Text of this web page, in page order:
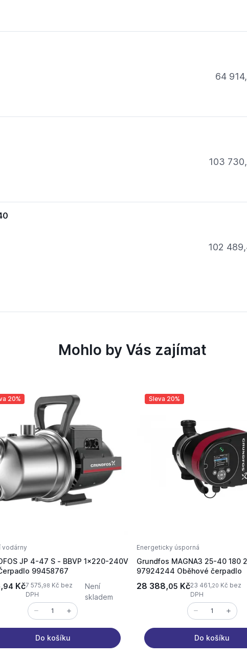
64 914,
103 730,
102 489,
Mohlo by Vás zajímat
20%
vodárny
JP 4-47 S - BBVP 1x220-240V
99458767
94 Kč7 575,98 Kč bez
DPH
Není
skladem
Do košíku
Sleva 20%
Energeticky úsporná
Grundfos MAGNA3 25-40 180
97924244 Oběhové čerpadlo
28 388,05 Kč23 461,20 Kč bez
DPH
Do košíku